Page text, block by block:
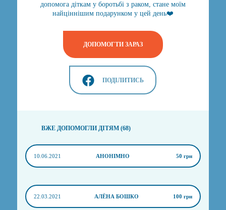
допомога діткам у боротьбі з раком, стане моїм
найціннішим подарунком у цей день❤️
ДОПОМОГТИ ЗАРАЗ
ПОДІЛИТИСЬ
ВЖЕ ДОПОМОГЛИ ДІТЯМ (68)
10.06.2021 АНОНІМНО 50 грн
22.03.2021 АЛЁНА БОШКО 100 грн